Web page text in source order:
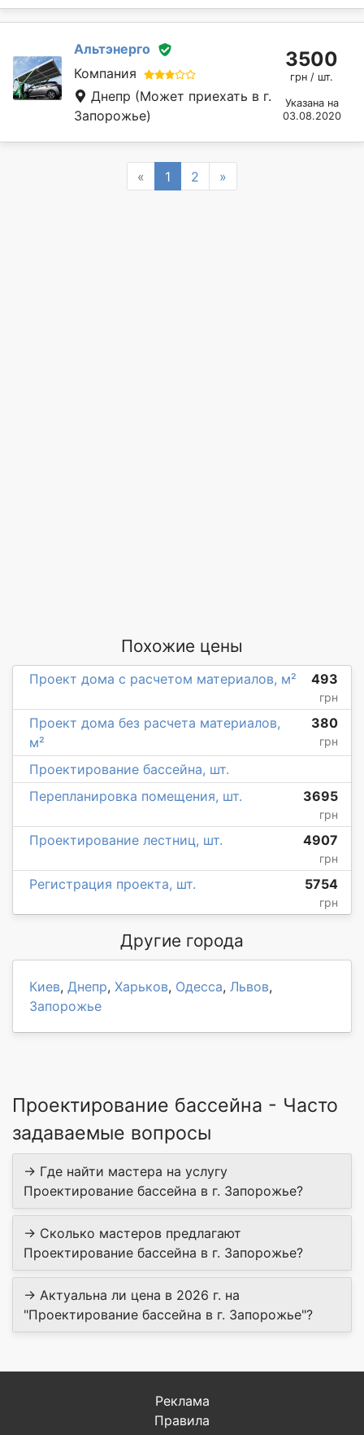
Альтэнерго
Компания
Днепр (Может приехать в г.
Запорожье)
3500
грн / шт.
Указана на
03.08.2020
« Previous
1 2 »
Похожие цены
Проект дома с расчетом материалов, м² 493
грн
Проект дома без расчета материалов,
м²
380
грн
Проектирование бассейна, шт.
Перепланировка помещения, шт.
3695
грн
Проектирование лестниц, шт. 4907
грн
Регистрация проекта, шт. 5754
грн
Другие города
Киев, Днепр, Харьков, Одесса, Львов,
Запорожье
Проектирование бассейна - Часто
задаваемые вопросы
→ Где найти мастера на услугу
Проектирование бассейна в г. Запорожье?
→ Сколько мастеров предлагают
Проектирование бассейна в г. Запорожье?
→ Актуальна ли цена в 2026 г. на
"Проектирование бассейна в г. Запорожье"?
Реклама
Правила